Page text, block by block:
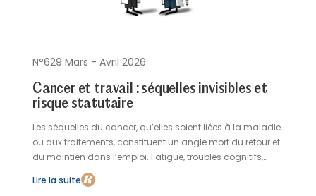
N°629 Mars - Avril 2026
Cancer et travail : séquelles invisibles et
risque statutaire
Les séquelles du cancer, qu’elles soient liées à la maladie
ou aux traitements, constituent un angle mort du retour et
du maintien dans l’emploi. Fatigue, troubles cognitifs,
douleurs et vulnérabilité émotionnelle affectent
durablement les capacités professionnelles, mais restent
Lire la suite